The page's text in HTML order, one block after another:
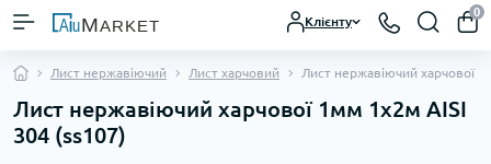
Клієнту
0
Лист нержавіючий Лист харчовий Лист нержавіючий харчової
Лист нержавіючий харчової 1мм 1х2м AISI
304 (ss107)